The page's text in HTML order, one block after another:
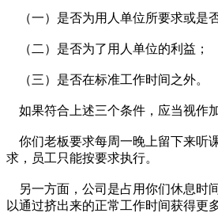
（一）是否为用人单位所要求或是
（二）是否为了用人单位的利益；
（三）是否在标准工作时间之外。
如果符合上述三个条件，应当视作加
你们老板要求每周一晚上留下来听
求，员工只能按要求执行。
另一方面，公司是占用你们休息时
以通过挤出来的正常工作时间获得更